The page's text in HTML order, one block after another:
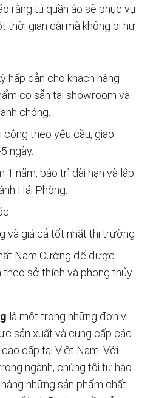
rằng tủ quần áo sẽ phục vụ
thời gian dài mà không bị hư
hấp dẫn cho khách hàng
có sẵn tại showroom và
chóng.
công theo yêu cầu, giao
ngày.
1 năm, bảo trì dài hạn và lắp
Hải Phòng.
và giá cả tốt nhất thị trường
Nam Cường để được
theo sở thích và phong thủy
là một trong những đơn vị
sản xuất và cung cấp các
cấp tại Việt Nam. Với
ngành, chúng tôi tự hào
những sản phẩm chất